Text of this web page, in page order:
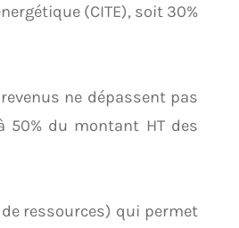
(CITE), soit 30%
ne dépassent pas
50% du montant HT des
ressources) qui permet